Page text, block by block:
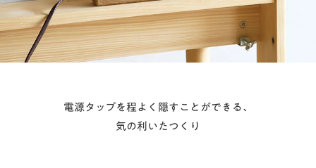
電源タップを程よく隠すことができる、
気の利いたつくり